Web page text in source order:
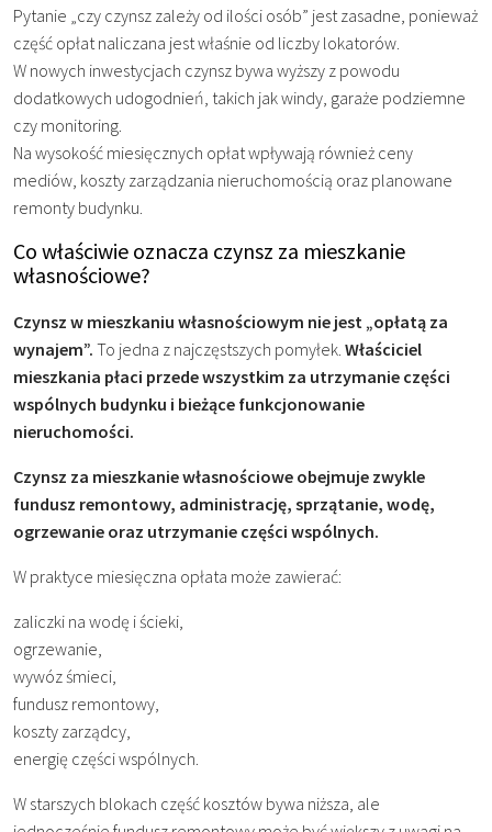
Pytanie „czy czynsz zależy od ilości osób” jest zasadne, ponieważ
część opłat naliczana jest właśnie od liczby lokatorów.
W nowych inwestycjach czynsz bywa wyższy z powodu
dodatkowych udogodnień, takich jak windy, garaże podziemne
czy monitoring.
Na wysokość miesięcznych opłat wpływają również ceny
mediów, koszty zarządzania nieruchomością oraz planowane
remonty budynku.
Co właściwie oznacza czynsz za mieszkanie
własnościowe?
Czynsz w mieszkaniu własnościowym nie jest „opłatą za
wynajem”. To jedna z najczęstszych pomyłek. Właściciel
mieszkania płaci przede wszystkim za utrzymanie części
wspólnych budynku i bieżące funkcjonowanie
nieruchomości.
Czynsz za mieszkanie własnościowe obejmuje zwykle
fundusz remontowy, administrację, sprzątanie, wodę,
ogrzewanie oraz utrzymanie części wspólnych.
W praktyce miesięczna opłata może zawierać:
zaliczki na wodę i ścieki,
ogrzewanie,
wywóz śmieci,
fundusz remontowy,
koszty zarządcy,
energię części wspólnych.
W starszych blokach część kosztów bywa niższa, ale